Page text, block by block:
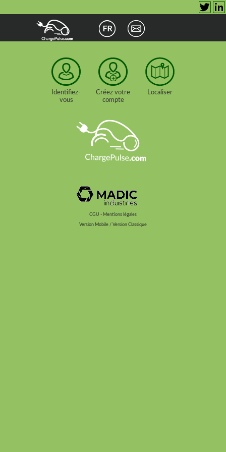
Identifiez-
vous
Créez votre
compte
Localiser
CGU - Mentions légales
Version Mobile / Version Classique